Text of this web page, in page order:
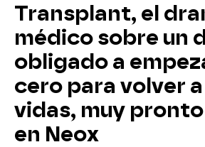
Transplant, el
médico sobre un
obligado a
cero para volver
vidas, muy
en Neox